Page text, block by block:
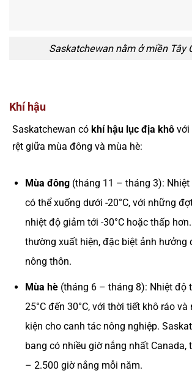
Saskatchewan nằm ở miền Tây
Khí hậu
Saskatchewan có khí hậu lục địa khô với
rệt giữa mùa đông và mùa hè:
Mùa đông(tháng 11 – tháng 3): Nhiệt
có thể xuống dưới -20°C, với những
nhiệt độ giảm tới -30°C hoặc thấp
thường xuất hiện, đặc biệt ảnh hưởng
nông thôn.
Mùa hè(tháng 6 – tháng 8): Nhiệt độ
25°C đến 30°C, với thời tiết khô ráo và
kiện cho canh tác nông nghiệp.
bang có nhiều giờ nắng nhất Canada,
– 2.500 giờ nắng mỗi năm.